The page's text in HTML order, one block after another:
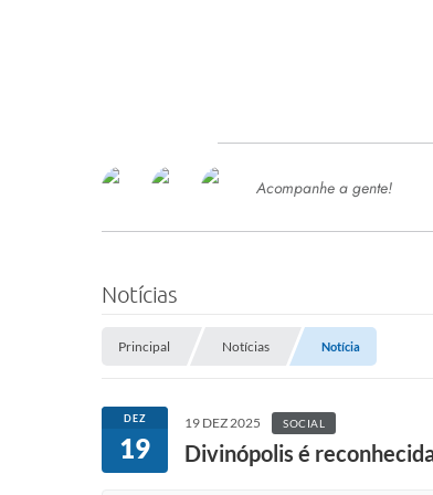
SERVIÇOS
SEMED
Processo de Contratação -
Concursos e Processos Seletivos
Acompanhe a gente!
Notícias
Principal Notícias Notícia
DEZ
19
19 DEZ 2025 SOCIAL
Divinópolis é